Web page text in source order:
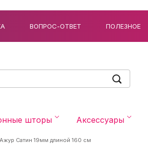
ВОПРОС-ОТВЕТ ПОЛЕЗНОЕ
шторы Аксессуары
Сатин 19мм длиной 160 см